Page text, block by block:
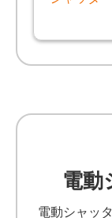
電動
電動シャッ